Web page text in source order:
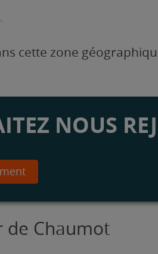
cette zone
NOUS
de Chaumot